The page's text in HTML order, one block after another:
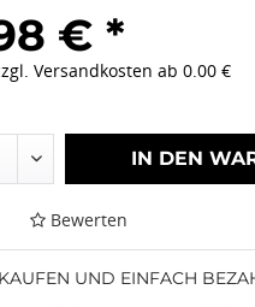
€ *
Versandkosten ab 0.00 €
IN DEN
Bewerten
UND EINFACH